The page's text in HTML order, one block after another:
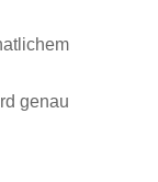
genau